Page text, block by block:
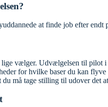
at finde job efter endt
vælger. Udvælgelsen til pilot
for hvilke baser du kan
må tage stilling til udover det